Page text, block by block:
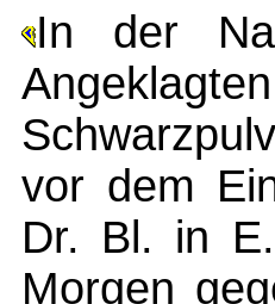
In der
vor dem
Dr. Bl. in
Morgen